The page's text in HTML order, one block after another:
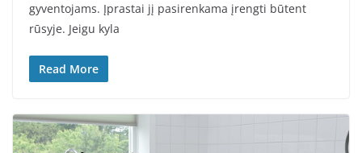
gyventojams. Įprastai jį pasirenkama įrengti būtent
rūsyje. Jeigu kyla
Read More